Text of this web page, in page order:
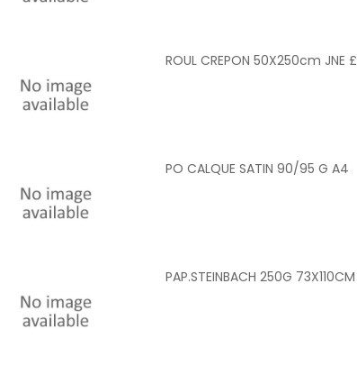
ROUL CREPON 50X250cm JNE £
PO CALQUE SATIN 90/95 G A4
PAP.STEINBACH 250G 73X110CM